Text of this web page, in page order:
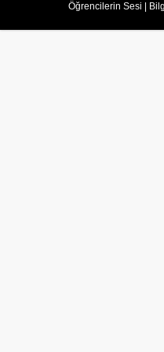
Öğrencilerin Sesi |